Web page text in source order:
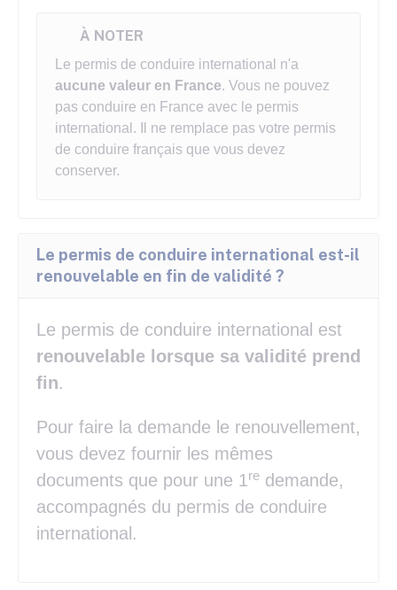
À NOTER
Le permis de conduire international n'a
aucune valeur en France. Vous ne pouvez
pas conduire en France avec le permis
international. Il ne remplace pas votre permis
de conduire français que vous devez
conserver.
Le permis de conduire international est-il
renouvelable en fin de validité ?
Le permis de conduire international est
renouvelable lorsque sa validité prend
fin.
Pour faire la demande le renouvellement,
vous devez fournir les mêmes
documents que pour une 1re demande,
accompagnés du permis de conduire
international.